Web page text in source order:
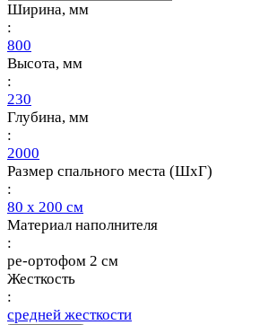
Ширина, мм
:
800
Высота, мм
:
230
Глубина, мм
:
2000
Размер спального места (ШхГ)
:
80 х 200 см
Материал наполнителя
:
ре-ортофом 2 см
Жесткость
:
средней жесткости